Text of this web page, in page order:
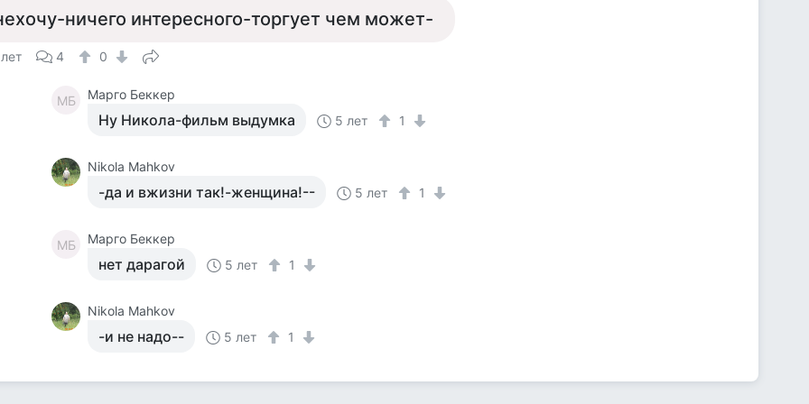
ничего интересного-торгует чем может-
4 0
МБ Марго Беккер
Ну Никола-фильм выдумка 5 лет 1
Nikola Mahkov
-да и вжизни так!-женщина!-- 5 лет 1
МБ Марго Беккер
нет дарагой 5 лет 1
Nikola Mahkov
-и не надо-- 5 лет 1